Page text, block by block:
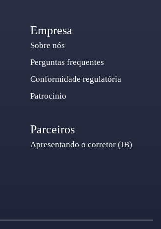
Empresa
Sobre nós
Perguntas frequentes
Conformidade regulatória
Patrocínio
Parceiros
Apresentando o corretor (IB)